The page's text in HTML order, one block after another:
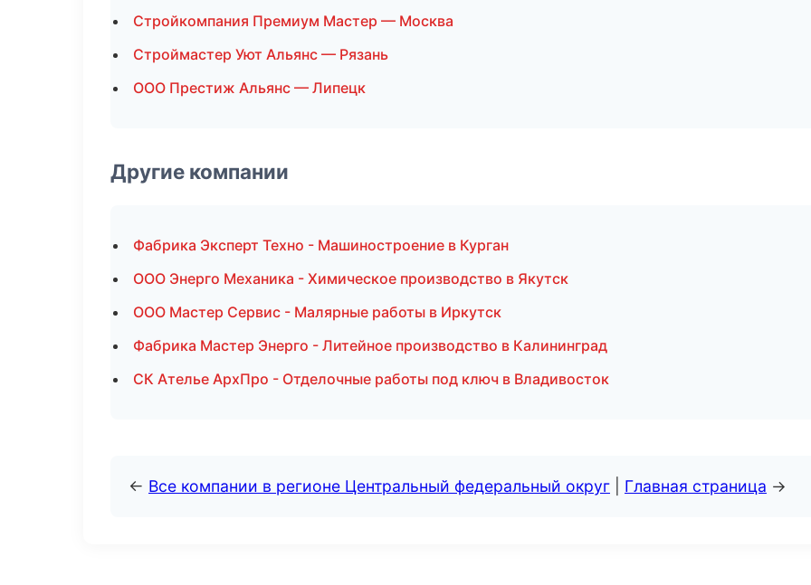
Стройкомпания Премиум Мастер — Москва
Строймастер Уют Альянс — Рязань
ООО Престиж Альянс — Липецк
Другие компании
Фабрика Эксперт Техно - Машиностроение в Курган
ООО Энерго Механика - Химическое производство в Якутск
ООО Мастер Сервис - Малярные работы в Иркутск
Фабрика Мастер Энерго - Литейное производство в Калининград
СК Ателье АрхПро - Отделочные работы под ключ в Владивосток
← Все компании в регионе Центральный федеральный округ Главная страница →